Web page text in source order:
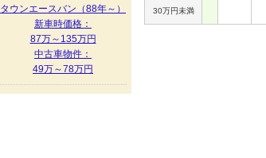
タウンエースバン（88年～）
新車時価格：
87万～135万円
中古車物件：
49万～78万円
30万円未満